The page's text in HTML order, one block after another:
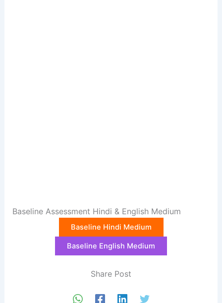
Baseline Assessment Hindi & English Medium
Baseline Hindi Medium
Baseline English Medium
Share Post